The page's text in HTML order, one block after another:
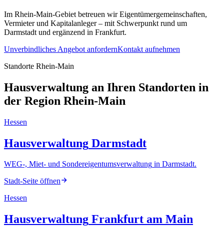
Im Rhein-Main-Gebiet betreuen wir Eigentümergemeinschaften,
Vermieter und Kapitalanleger – mit Schwerpunkt rund um
Darmstadt und ergänzend in Frankfurt.
Unverbindliches Angebot anfordernKontakt aufnehmen
Standorte Rhein-Main
Hausverwaltung an Ihren Standorten in
der Region Rhein-Main
Hessen
Hausverwaltung Darmstadt
WEG-, Miet- und Sondereigentumsverwaltung in Darmstadt.
Stadt-Seite öffnen
Hessen
Hausverwaltung Frankfurt am Main